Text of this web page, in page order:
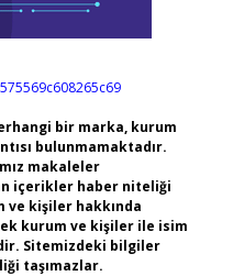
bir marka, kurum
bulunmamaktadır.
makaleler
içerikler haber niteliği
ve kişiler hakkında
kurum ve kişiler ile isim
Sitemizdeki bilgiler
taşımazlar.